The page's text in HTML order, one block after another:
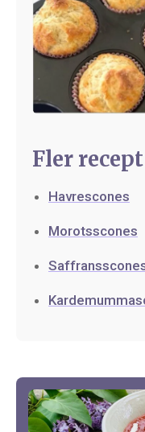
Fler
Havrescones
Morotsscones